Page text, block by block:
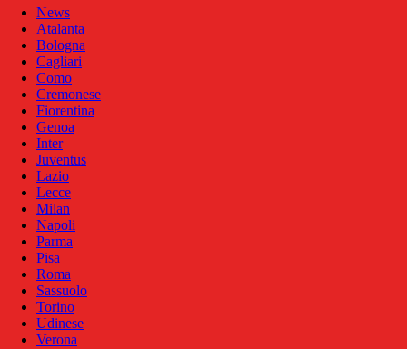
News
Atalanta
Bologna
Cagliari
Como
Cremonese
Fiorentina
Genoa
Inter
Juventus
Lazio
Lecce
Milan
Napoli
Parma
Pisa
Roma
Sassuolo
Torino
Udinese
Verona